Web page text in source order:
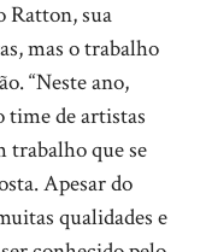
Ratton, sua
mas o trabalho
“Neste ano,
time de artistas
trabalho que se
Apesar do
qualidades e